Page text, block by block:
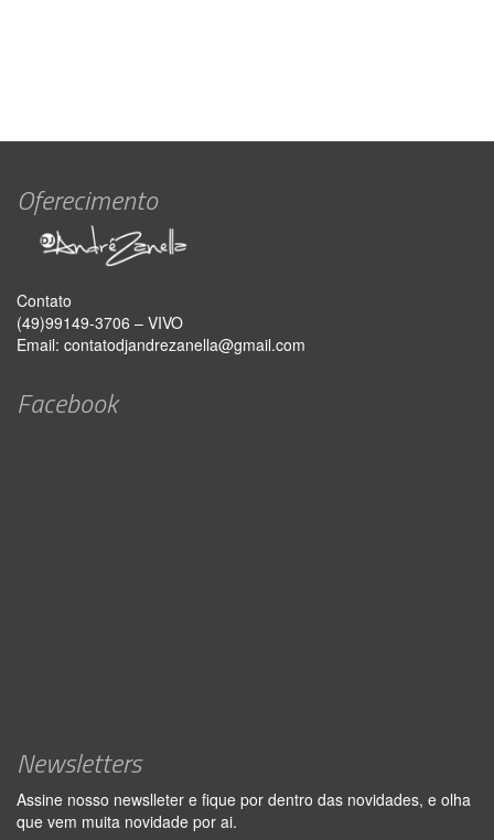
Oferecimento
Contato
(49)99149-3706 – VIVO
Email: contatodjandrezanella@gmail.com
Facebook
Newsletters
Assine nosso newslleter e fique por dentro das novidades, e olha
que vem muita novidade por ai.